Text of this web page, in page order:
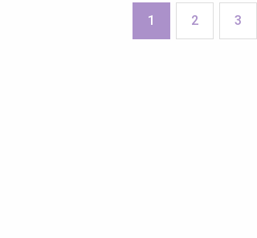
1 2 3